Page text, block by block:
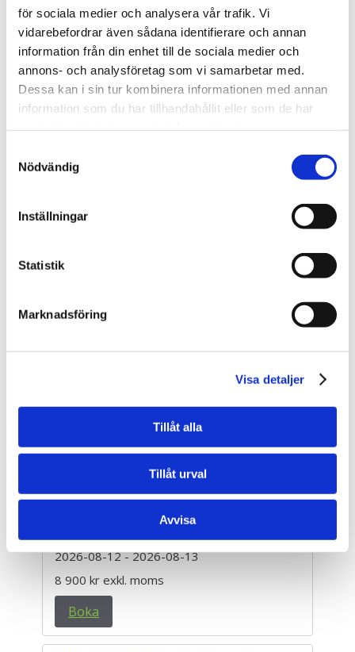
för sociala medier och analysera vår trafik. Vi
vidarebefordrar även sådana identifierare och annan
information från din enhet till de sociala medier och
annons- och analysföretag som vi samarbetar med.
Dessa kan i sin tur kombinera informationen med annan
information som du har tillhandahållit eller som de har
Nödvändig
Inställningar
Statistik
Marknadsföring
Visa detaljer
Tillåt alla
Tillåt urval
Avvisa
Välj Typ av Utbildning
Välj Ort eller Webbutbildning
▲ Dölj filter
Stockholm Centrum
Boka
BAM - Bättre Arbetsmiljö (2 dagar)
2026-08-12- 2026-08-13
exkl. moms
Boka
2026-08-12- 2026-08-13
8 900 kr exkl. moms
Boka